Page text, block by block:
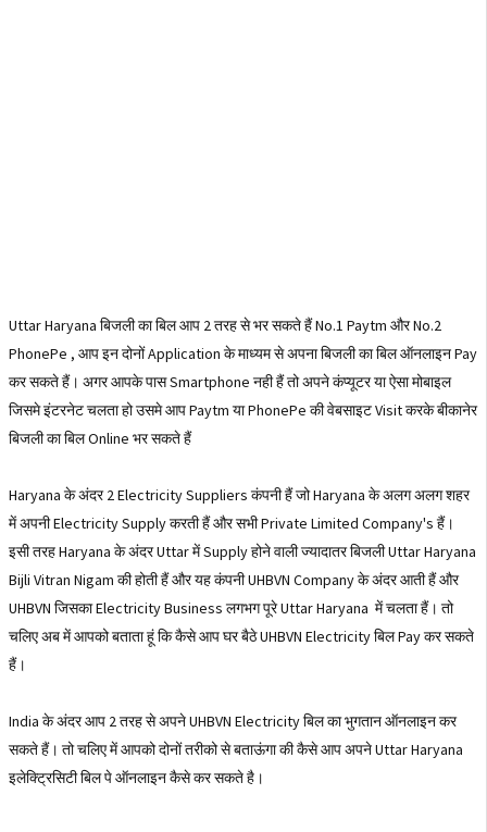
Uttar Haryana बिजली का बिल आप 2 तरह से भर सकते हैं No.1 Paytm और No.2
PhonePe , आप इन दोनों Application के माध्यम से अपना बिजली का बिल ऑनलाइन Pay
कर सकते हैं। अगर आपके पास Smartphone नही हैं तो अपने कंप्यूटर या ऐसा मोबाइल
जिसमे इंटरनेट चलता हो उसमे आप Paytm या PhonePe की वेबसाइट Visit करके बीकानेर
बिजली का बिल Online भर सकते हैं
Haryana के अंदर 2 Electricity Suppliers कंपनी हैं जो Haryana के अलग अलग शहर
में अपनी Electricity Supply करती हैं और सभी Private Limited Company's हैं।
इसी तरह Haryana के अंदर Uttar में Supply होने वाली ज्यादातर बिजली Uttar Haryana
Bijli Vitran Nigam की होती हैं और यह कंपनी UHBVN Company के अंदर आती हैं और
UHBVN जिसका Electricity Business लगभग पूरे Uttar Haryana में चलता हैं। तो
चलिए अब में आपको बताता हूं कि कैसे आप घर बैठे UHBVN Electricity बिल Pay कर सकते
हैं।
India के अंदर आप 2 तरह से अपने UHBVN Electricity बिल का भुगतान ऑनलाइन कर
सकते हैं। तो चलिए में आपको दोनों तरीको से बताऊंगा की कैसे आप अपने Uttar Haryana
इलेक्ट्रिसिटी बिल पे ऑनलाइन कैसे कर सकते है।